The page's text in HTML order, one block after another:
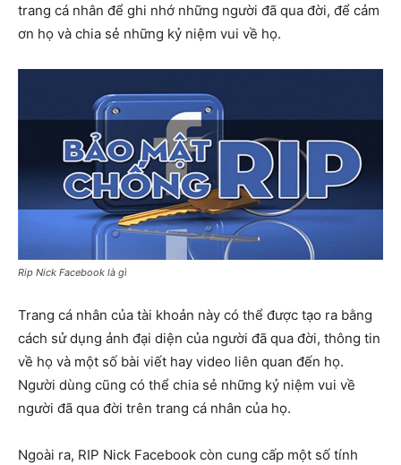
trang cá nhân để ghi nhớ những người đã qua đời, để cảm
ơn họ và chia sẻ những kỷ niệm vui về họ.
Rip Nick Facebook là gì
Trang cá nhân của tài khoản này có thể được tạo ra bằng
cách sử dụng ảnh đại diện của người đã qua đời, thông tin
về họ và một số bài viết hay video liên quan đến họ.
Người dùng cũng có thể chia sẻ những kỷ niệm vui về
người đã qua đời trên trang cá nhân của họ.
Ngoài ra, RIP Nick Facebook còn cung cấp một số tính